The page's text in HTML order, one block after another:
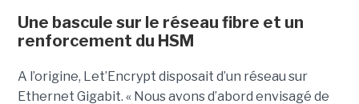
Une bascule sur le réseau fibre et un
renforcement du HSM
A l’origine, Let’Encrypt disposait d’un réseau sur
Ethernet Gigabit. « Nous avons d’abord envisagé de